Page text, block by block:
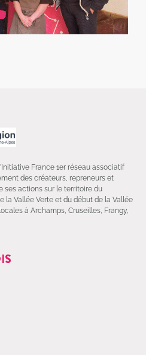
France 1er réseau associatif
des créateurs, repreneurs et
ses actions sur le territoire du
la Vallée Verte et du début de la Vallée
à Archamps, Cruseilles, Frangy,